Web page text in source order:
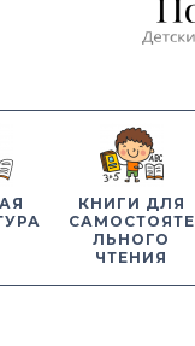
КНИГИ ДЛЯ
САМОСТОЯТЕ
ЛЬНОГО
ЧТЕНИЯ